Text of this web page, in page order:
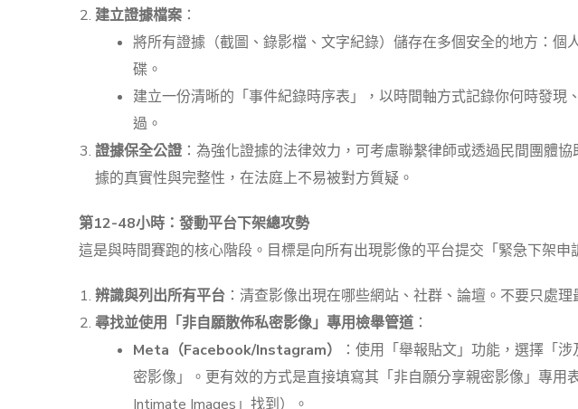
建立證據檔案 ：
將所有證據（截圖、錄影檔、文字紀錄）儲存在多個安全的地方：個
碟。
建立一份清晰的「事件紀錄時序表」，以時間軸方式記錄你何時發現
過。
證據保全公證 ：為強化證據的法律效力，可考慮聯繫律師或透過民間團體
據的真實性與完整性，在法庭上不易被對方質疑。
第12-48小時：發動平台下架總攻勢
這是與時間賽跑的核心階段。目標是向所有出現影像的平台提交「緊急下架申
辨識與列出所有平台 ：清查影像出現在哪些網站、社群、論壇。不要只處理
尋找並使用「非自願散佈私密影像」專用檢舉管道：
Meta（Facebook/Instagram）
：使用「舉報貼文」功能，選擇「
密影像」。更有效的方式是直接填寫其「非自願分享親密影像」專用
Intimate Images」找到）。